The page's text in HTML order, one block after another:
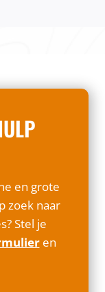
en grote
zoek naar
Stel je
en